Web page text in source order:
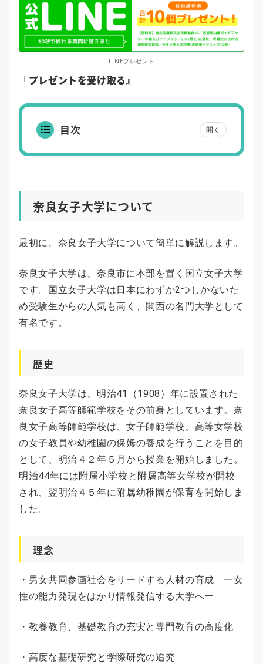
LINEプレゼント
『プレゼントを受け取る』
目次 開く
奈良女子大学について
最初に、奈良女子大学について簡単に解説します。
奈良女子大学は、奈良市に本部を置く国立女子大学
です。国立女子大学は日本にわずか2つしかないた
め受験生からの人気も高く、関西の名門大学として
有名です。
歴史
奈良女子大学は、明治41（1908）年に設置された
奈良女子高等師範学校をその前身としています。奈
良女子高等師範学校は、女子師範学校、高等女学校
の女子教員や幼稚園の保姆の養成を行うことを目的
として、明治４２年５月から授業を開始しました。
明治44年には附属小学校と附属高等女学校が開校
され、翌明治４５年に附属幼稚園が保育を開始しま
した。
理念
・男女共同参画社会をリードする人材の育成 一女
性の能力発現をはかり情報発信する大学へー
・教養教育、基礎教育の充実と専門教育の高度化
・高度な基礎研究と学際研究の追究